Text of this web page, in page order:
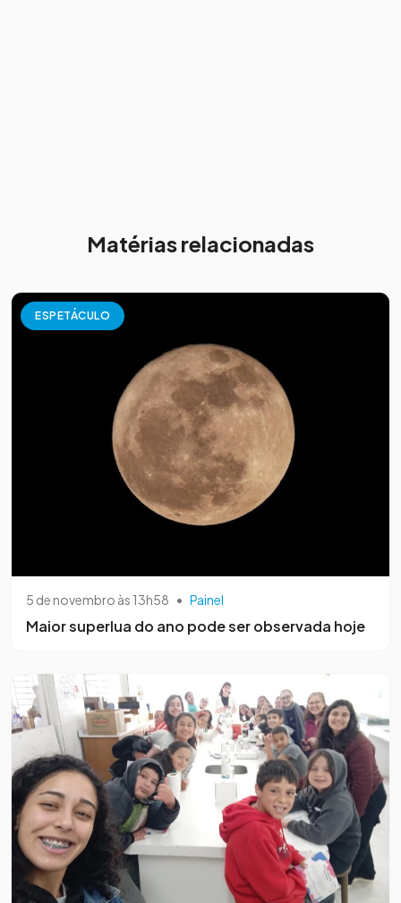
Matérias relacionadas
ESPETÁCULO
5 de novembro às 13h58 • Painel
Maior superlua do ano pode ser observada hoje